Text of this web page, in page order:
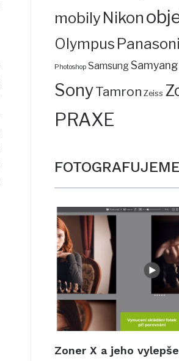
mobilyNikon
Olympus
Photoshop SamsungSamyang
SonyTamron Zeiss
PRAXE
FOTOGRAFUJEME
Zoner X a jeho